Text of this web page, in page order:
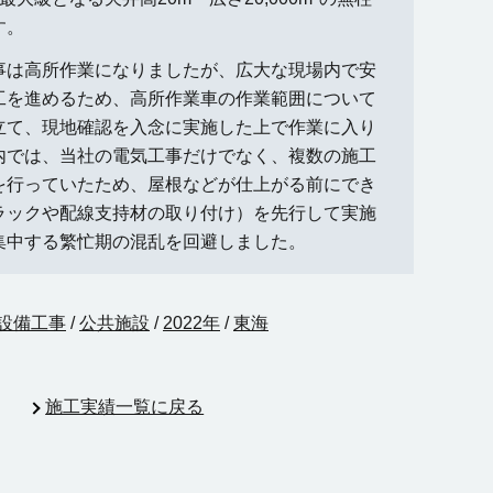
高所作業になりましたが、広大な現場内で安
進めるため、高所作業車の作業範囲について
、現地確認を入念に実施した上で作業に入り
は、当社の電気工事だけでなく、複数の施工
っていたため、屋根などが仕上がる前にでき
クや配線支持材の取り付け）を先行して実施
する繁忙期の混乱を回避しました。
備工事 /公共施設 / 2022年 /東海
施工実績一覧に戻る